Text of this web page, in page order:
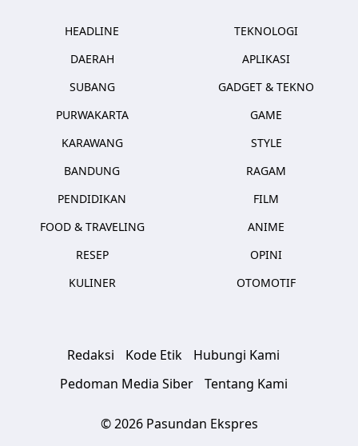
HEADLINE
DAERAH
SUBANG
PURWAKARTA
KARAWANG
BANDUNG
PENDIDIKAN
FOOD & TRAVELING
RESEP
KULINER
TEKNOLOGI
APLIKASI
GADGET & TEKNO
GAME
STYLE
RAGAM
FILM
ANIME
OPINI
OTOMOTIF
Redaksi Kode Etik
Hubungi Kami
Pedoman Media Siber
Tentang Kami
© 2026 Pasundan Ekspres